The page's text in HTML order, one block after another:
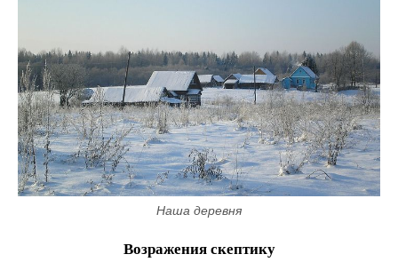
Наша деревня
Возражения скептику